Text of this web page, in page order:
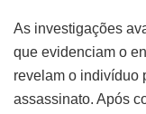
As investigações
que evidenciam o
revelam o indivíduo
assassinato. Após